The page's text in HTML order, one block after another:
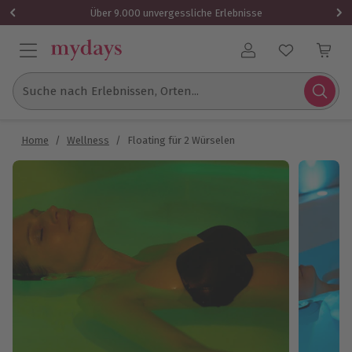
Über 9.000 unvergessliche Erlebnisse
Benutzerkonto
Suche nach Erlebnissen, Orten...
Home / Wellness / Floating für 2 Würselen